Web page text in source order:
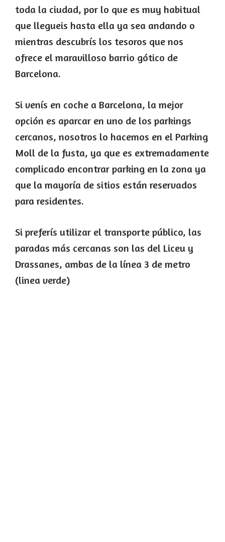
toda la ciudad, por lo que es muy habitual
que llegueis hasta ella ya sea andando o
mientras descubrís los tesoros que nos
ofrece el maravilloso barrio gótico de
Barcelona.
Si venís en coche a Barcelona, la mejor
opción es aparcar en uno de los parkings
cercanos, nosotros lo hacemos en el Parking
Moll de la fusta, ya que es extremadamente
complicado encontrar parking en la zona ya
que la mayoría de sitios están reservados
para residentes.
Si preferís utilizar el transporte público, las
paradas más cercanas son las del Liceu y
Drassanes, ambas de la línea 3 de metro
(linea verde)